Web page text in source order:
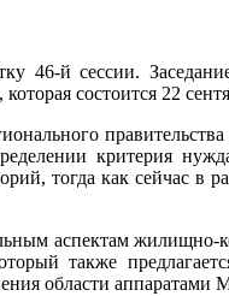
46-й сессии.
состоится 22
критерия
тогда как сейчас
аспектам жилищно-
также
области